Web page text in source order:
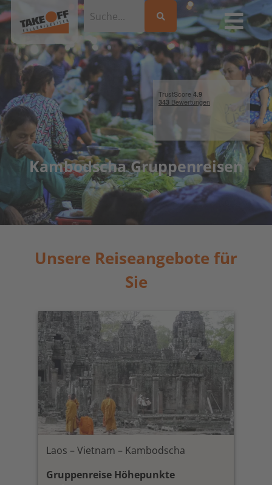
Kambodscha Gruppenreisen
Unsere Reiseangebote für
Sie
Laos – Vietnam – Kambodscha
Gruppenreise Höhepunkte